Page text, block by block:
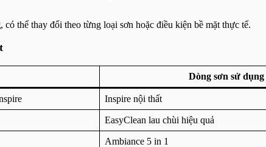
, có thể thay đổi theo từng loại sơn hoặc điều kiện bề mặt thực tế.
Dòng sơn sử dụng
Inspire nội thất
EasyClean lau chùi hiệu quả
Ambiance 5 in 1